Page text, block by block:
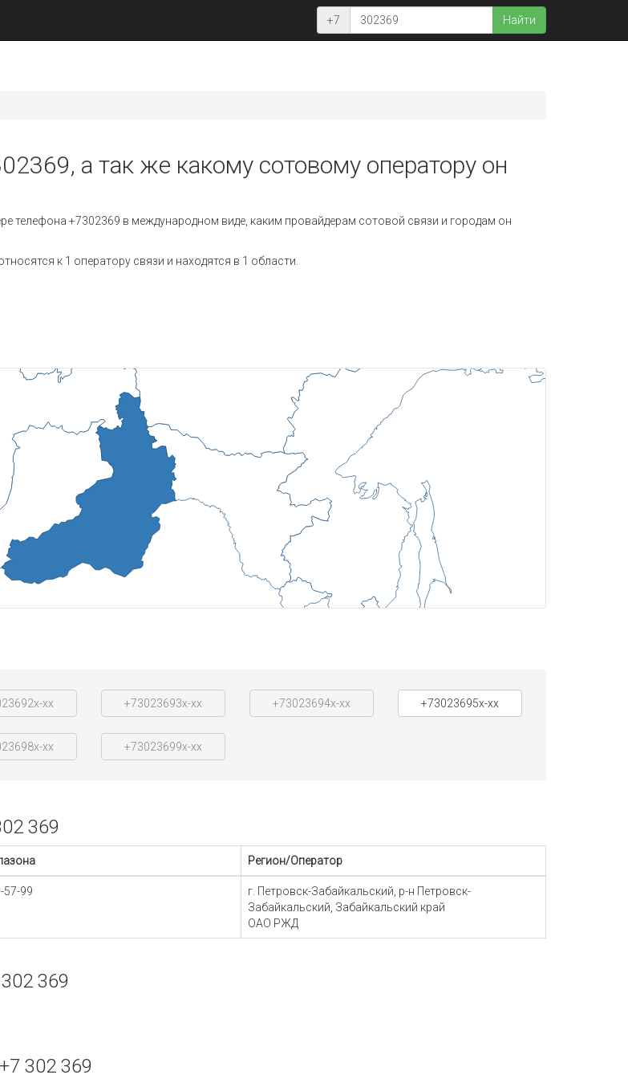
+7 Найти
а так же какому сотовому оператору он
+7302369 в международном виде, каким провайдерам сотовой связи и городам он
к 1 оператору связи и находятся в 1 области.
xx +73023693x-xx +73023694x-xx +73023695x-xx
xx +73023699x-xx
369
Регион/Оператор
57-99
г. Петровск-Забайкальский, р-н Петровск-
Забайкальский, Забайкальский край
ОАО РЖД
369
302 369